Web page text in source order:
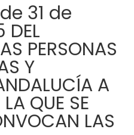
31 de
PERSONAS
Y
A
QUE SE
LAS